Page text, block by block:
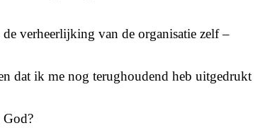
verheerlijking van de organisatie zelf –
dat ik me nog terughoudend heb uitgedrukt
God?